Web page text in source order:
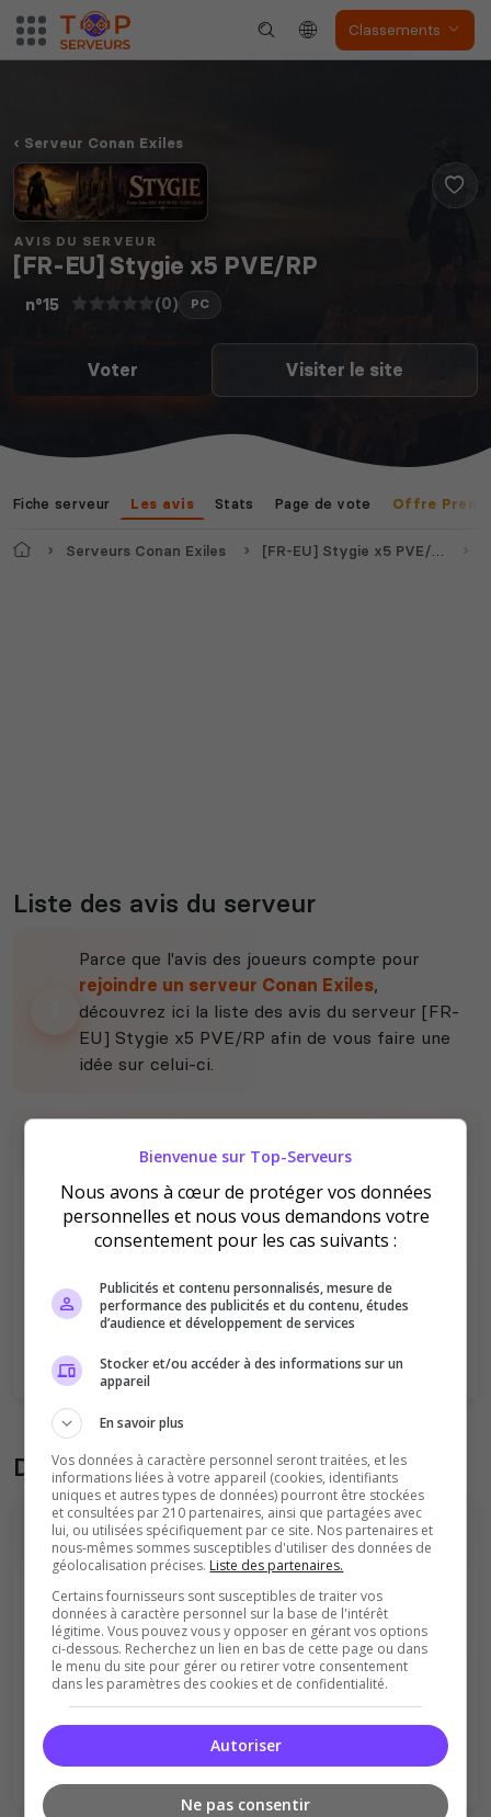
Classements
The Front Atlas
Dune Awakening
Squad
Neverwinter
Nights
Myth of Empires Enshrouded
Serveur Conan Exiles
AVIS DU SERVEUR
[FR-EU] Stygie x5 PVE/RP
n°15 (0) PC
Voter Visiter le site
Fiche serveur Les avis Stats Page de vote Offre
AccueilServeurs Conan Exiles [FR-EU] Stygie x5 PVE/RP
Liste des avis du serveur
Parce que l'avis des joueurs compte pour
rejoindre un serveur Conan Exiles,
découvrez ici la liste des avis du serveur [FR-
EU] Stygie x5 PVE/RP afin de vous faire une
idée sur celui-ci.
Qualité
Staff du serveur
Ambiance
Disponibilité
Donner son avis sur le serveur
Vous devez être connecté pour ajouter
un avis sur ce serveur !
Se connecter S'inscrire
Bienvenue sur Top-Serveurs
Nous avons à cœur de protéger vos données
personnelles et nous vous demandons votre
consentement pour les cas suivants :
Publicités et contenu personnalisés, mesure de
performance des publicités et du contenu, études
d’audience et développement de services
Stocker et/ou accéder à des informations sur un
appareil
En savoir plus
Vos données à caractère personnel seront traitées, et les
informations liées à votre appareil (cookies, identifiants
uniques et autres types de données) pourront être stockées
et consultées par 210 partenaires, ainsi que partagées avec
lui, ou utilisées spécifiquement par ce site. Nos partenaires et
nous-mêmes sommes susceptibles d'utiliser des données de
géolocalisation précises. Liste des partenaires.
Certains fournisseurs sont susceptibles de traiter vos
données à caractère personnel sur la base de l'intérêt
légitime. Vous pouvez vous y opposer en gérant vos options
ci-dessous. Recherchez un lien en bas de cette page ou dans
le menu du site pour gérer ou retirer votre consentement
dans les paramètres des cookies et de confidentialité.
Autoriser
Ne pas consentir